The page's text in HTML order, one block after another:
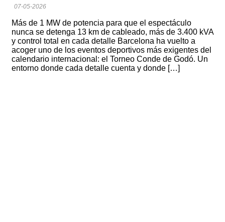
07-05-2026
Más de 1 MW de potencia para que el espectáculo
nunca se detenga 13 km de cableado, más de 3.400 kVA
y control total en cada detalle Barcelona ha vuelto a
acoger uno de los eventos deportivos más exigentes del
calendario internacional: el Torneo Conde de Godó. Un
entorno donde cada detalle cuenta y donde […]